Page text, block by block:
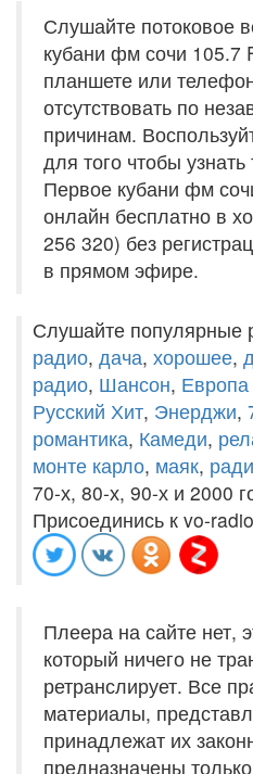
Слушайте потоковое
кубани фм сочи 105.7
планшете или
отсутствовать по
причинам.
для того чтобы
Первое кубани фм
онлайн бесплатно в
256 320) без
в прямом эфире.
Слушайте популярные
радио, дача, хорошее,
радио, Шансон,
Русский Хит, Энерджи,
романтика, Камеди,
монте карло, маяк,
70-х, 80-х, 90-х и 2000
Присоединись к vo-
Плеера на сайте нет,
который ничего не
ретранслирует. Все
материалы,
принадлежат их
предназначены